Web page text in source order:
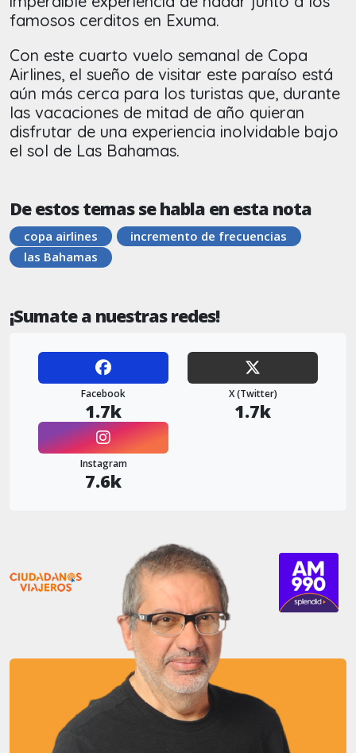
famosos cerditos en Exuma.
Con este cuarto vuelo semanal de Copa
Airlines, el sueño de visitar este paraíso está
aún más cerca para los turistas que, durante
las vacaciones de mitad de año quieran
disfrutar de una experiencia inolvidable bajo
el sol de Las Bahamas.
De estos temas se habla en esta nota
copa airlines
incremento de frecuencias
las Bahamas
¡Sumate a nuestras redes!
Facebook
1.7k
X (Twitter)
1.7k
Instagram
7.6k